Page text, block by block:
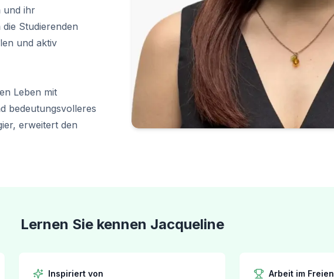
und ihr
Studierenden
und aktiv
Leben mit
bedeutungsvolleres
erweitert den
Lernen Sie kennen Jacqueline
Inspiriert von Arbeit im Freien